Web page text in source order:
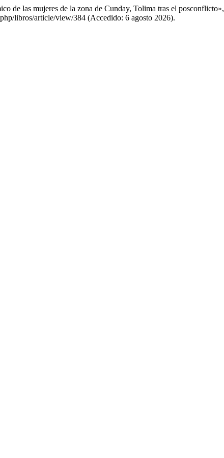
de las mujeres de la zona de Cunday, Tolima tras el posconflicto»,
libros/article/view/384 (Accedido: 6 agosto 2026).